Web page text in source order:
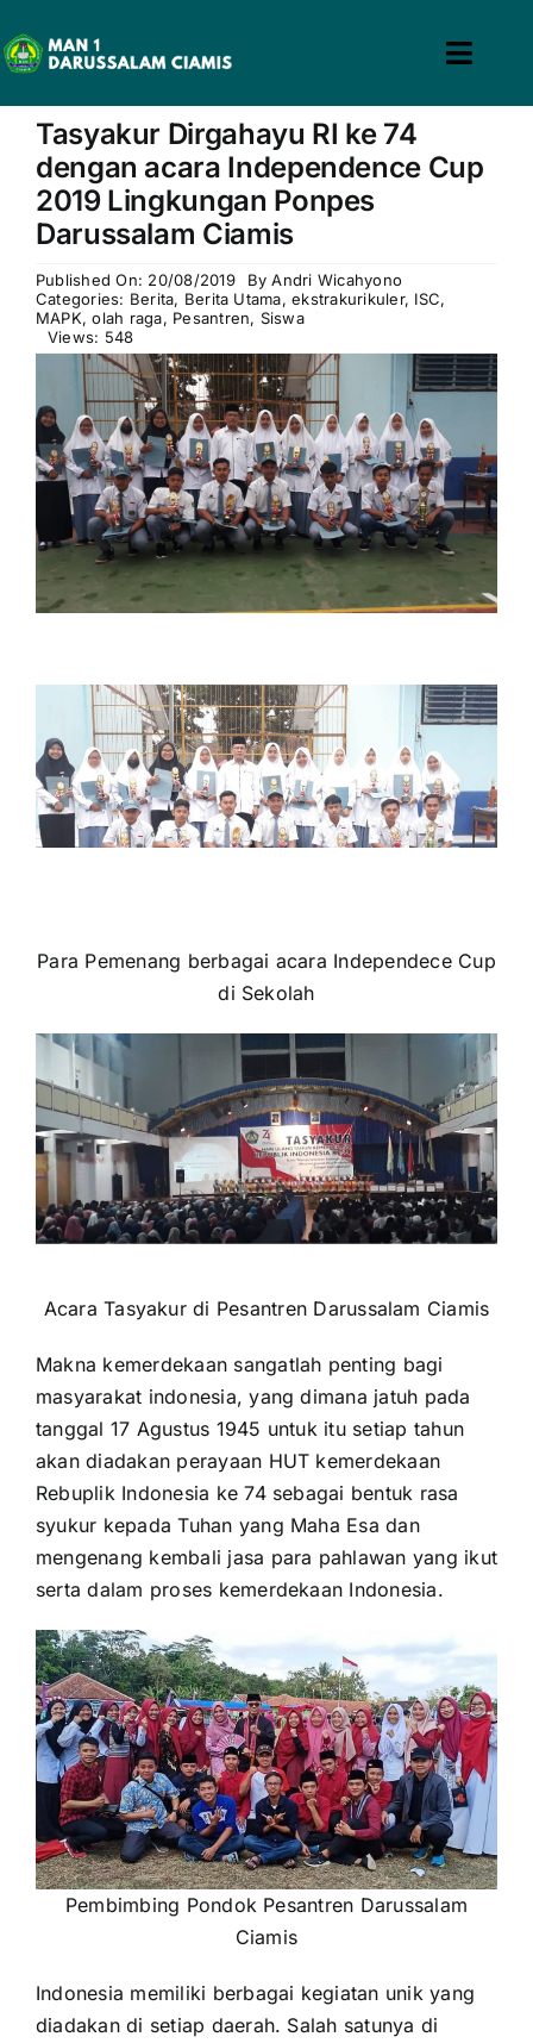
to
content
Home
Profil
Guru & Tenaga Kependidikan
Calon Siswa
Berita
Hubungi Kami
Search
for:
Tasyakur Dirgahayu RI ke 74
dengan acara Independence Cup
2019 Lingkungan Ponpes
Darussalam Ciamis
Published On: 20/08/2019 ByAndri Wicahyono
Categories: Berita, Berita Utama,ekstrakurikuler, ISC,
MAPK,olah raga, Pesantren, Siswa
Views: 548
Para Pemenang berbagai acara Independece Cup
di Sekolah
Acara Tasyakur di Pesantren Darussalam Ciamis
Makna kemerdekaan sangatlah penting bagi
masyarakat indonesia, yang dimana jatuh pada
tanggal 17 Agustus 1945 untuk itu setiap tahun
akan diadakan perayaan HUT kemerdekaan
Rebuplik Indonesia ke 74 sebagai bentuk rasa
syukur kepada Tuhan yang Maha Esa dan
mengenang kembali jasa para pahlawan yang ikut
serta dalam proses kemerdekaan Indonesia.
Pembimbing Pondok Pesantren Darussalam
Ciamis
Indonesia memiliki berbagai kegiatan unik yang
diadakan di setiap daerah. Salah satunya di